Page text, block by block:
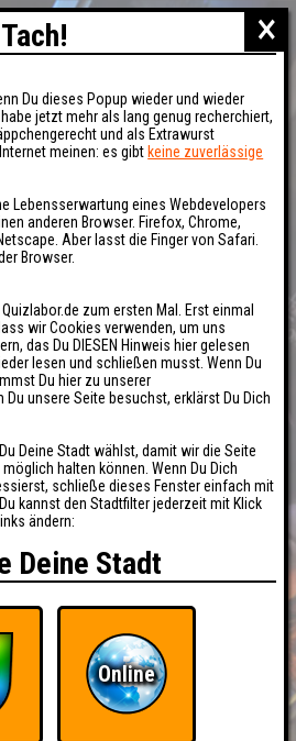
×
Tach!
Du dieses Popup wieder und wieder
jetzt mehr als lang genug recherchiert,
und als Extrawurst
meinen: es gibt keine zuverlässige
Lebensserwartung eines Webdevelopers
anderen Browser. Firefox, Chrome,
Aber lasst die Finger von Safari.
Browser.
zum ersten Mal. Erst einmal
wir Cookies verwenden, um uns
das Du DIESEN Hinweis hier gelesen
lesen und schließen musst. Wenn Du
Du hier zu unserer
Du unsere Seite besuchst, erklärst Du Dich
Deine Stadt wählst, damit wir die Seite
halten können. Wenn Du Dich
schließe dieses Fenster einfach mit
kannst den Stadtfilter jederzeit mit Klick
ändern:
Deine Stadt
Online